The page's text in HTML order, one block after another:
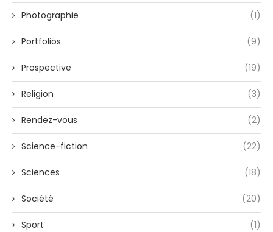
Photographie (1)
Portfolios (9)
Prospective (19)
Religion (3)
Rendez-vous (2)
Science-fiction (22)
Sciences (18)
Société (20)
Sport (1)